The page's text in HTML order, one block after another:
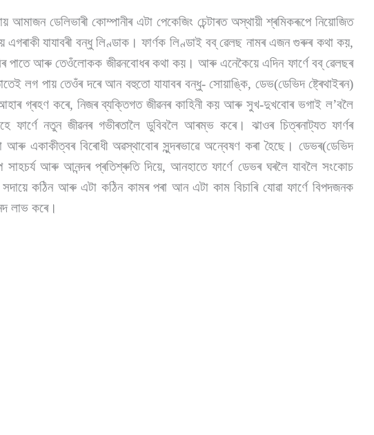
আমাজন ডেলিভাৰী কোম্পানীৰ এটা পেকেজিং চেন্টাৰত অস্থায়ী শ্ৰমিকৰূপে নিয়োজিত
যাযাবৰী বন্ধু লিণ্ডাক। ফাৰ্ণক লিণ্ডাই বব্ ৱেলছ নামৰ এজন গুৰুৰ কথা কয়,
পাতে আৰু তেওঁলোকক জীৱনবোধৰ কথা কয়। আৰু এনেকৈয়ে এদিন ফাৰ্ণে বব্ ৱেলছৰ
লগ পায় তেওঁৰ দৰে আন বহুতো যাযাবৰ বন্ধু- সোয়াঙ্কি, ডেভ(ডেভিদ ষ্ট্ৰেথাইৰন)
গ্ৰহণ কৰে, নিজৰ ব্যক্তিগত জীৱনৰ কাহিনী কয় আৰু সুখ-দুখবোৰ ভগাই ল’বলৈ
ফাৰ্ণে নতুন জীৱনৰ গভীৰতালৈ ডুবিবলৈ আৰম্ভ কৰে। ঝাওৰ চিত্ৰনাট্যত ফাৰ্ণৰ
আৰু একাকীত্বৰ বিৰোধী অৱস্থাবোৰ সুন্দৰভাৱে অন্বেষণ কৰা হৈছে। ডেভৰ(ডেভিদ
সাহচৰ্য আৰু আনন্দৰ প্ৰতিশ্ৰুতি দিয়ে, আনহাতে ফাৰ্ণে ডেভৰ ঘৰলৈ যাবলৈ সংকোচ
কঠিন আৰু এটা কঠিন কামৰ পৰা আন এটা কাম বিচাৰি যোৱা ফাৰ্ণে বিপদজনক
লাভ কৰে।